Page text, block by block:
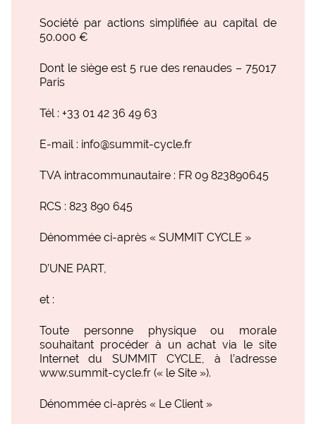
Société par actions simplifiée au capital de
50.000 €
Dont le siège est 5 rue des renaudes – 75017
Paris
Tél : +33 01 42 36 49 63
E-mail : info@summit-cycle.fr
TVA intracommunautaire : FR 09 823890645
RCS : 823 890 645
Dénommée ci-après « SUMMIT CYCLE »
D’UNE PART,
et :
Toute personne physique ou morale
souhaitant procéder à un achat via le site
Internet du SUMMIT CYCLE, à l’adresse
www.summit-cycle.fr (« le Site »).
Dénommée ci-après « Le Client »